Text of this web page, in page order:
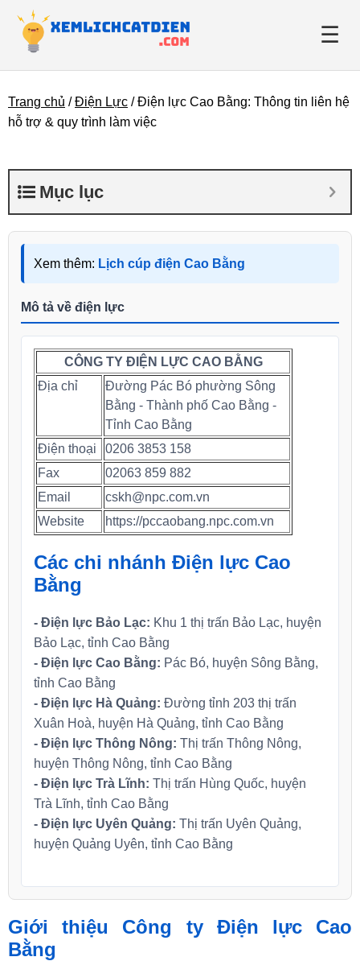
☰
Giới thiệu
Tin tức
Trang chủ /Điện Lực /Điện lực Cao Bằng: Thông tin liên hệ
hỗ trợ & quy trình làm việc
Mục lục
Xem thêm: Lịch cúp điện Cao Bằng
Mô tả về điện lực
CÔNG TY ĐIỆN LỰC CAO BẰNG
Địa chỉ
Đường Pác Bó phường Sông
Bằng - Thành phố Cao Bằng -
Tỉnh Cao Bằng
Điện thoại
0206 3853 158
Fax
02063 859 882
Email
cskh@npc.com.vn
Website
https://pccaobang.npc.com.vn
Các chi nhánh Điện lực Cao
Bằng
- Điện lực Bảo Lạc: Khu 1 thị trấn Bảo Lạc, huyện
Bảo Lạc, tỉnh Cao Bằng
- Điện lực Cao Bằng: Pác Bó, huyện Sông Bằng,
tỉnh Cao Bằng
- Điện lực Hà Quảng: Đường tỉnh 203 thị trấn
Xuân Hoà, huyện Hà Quảng, tỉnh Cao Bằng
- Điện lực Thông Nông: Thị trấn Thông Nông,
huyện Thông Nông, tỉnh Cao Bằng
- Điện lực Trà Lĩnh: Thị trấn Hùng Quốc, huyện
Trà Lĩnh, tỉnh Cao Bằng
- Điện lực Uyên Quảng: Thị trấn Uyên Quảng,
huyện Quảng Uyên, tỉnh Cao Bằng
Giới thiệu Công ty Điện lực Cao
Bằng